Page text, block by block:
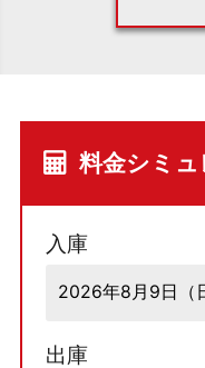
料金シミ
入庫
出庫